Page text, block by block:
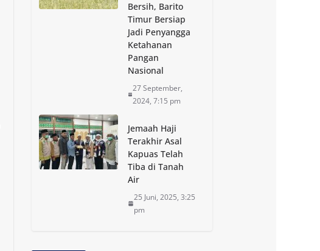
Bersih, Barito
Timur Bersiap
Jadi Penyangga
Ketahanan
Pangan
Nasional
27 September,
2024, 7:15 pm
Jemaah Haji
Terakhir Asal
Kapuas Telah
Tiba di Tanah
Air
25 Juni, 2025, 3:25
pm